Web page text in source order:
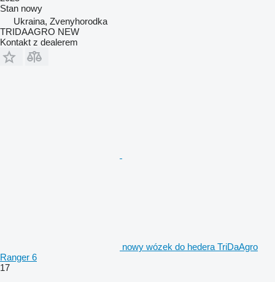
Stan nowy
Ukraina, Zvenyhorodka
TRIDAAGRO NEW
Kontakt z dealerem
nowy wózek do hedera TriDaAgro
Ranger 6
17